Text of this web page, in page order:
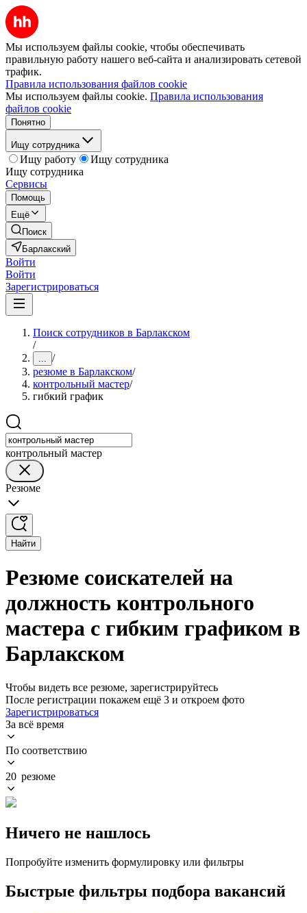
Мы используем файлы cookie, чтобы обеспечивать
правильную работу нашего веб-сайта и анализировать сетевой
трафик.
Правила использования файлов cookie
Мы используем файлы cookie. Правила использования
файлов cookie
Понятно
Ищу сотрудника
Ищу работу
Ищу сотрудника
Ищу сотрудника
Сервисы
Помощь
Ещё
Поиск
Барлакский
Войти
Войти
Зарегистрироваться
Поиск сотрудников в Барлакском
/
... /
резюме в Барлакском/
контрольный мастер/
гибкий график
контрольный мастер
Резюме
Найти
Резюме соискателей на
должность контрольного
мастера с гибким графиком в
Барлакском
Чтобы видеть все резюме, зарегистрируйтесь
После регистрации покажем ещё 3 и откроем фото
Зарегистрироваться
За всё время
По соответствию
20 резюме
Ничего не нашлось
Попробуйте изменить формулировку или фильтры
Быстрые фильтры подбора вакансий